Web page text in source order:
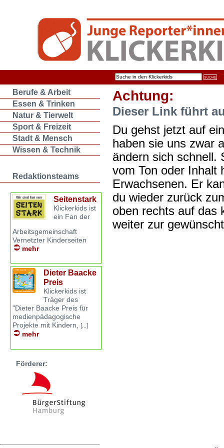
Berufe & Arbeit
Essen & Trinken
Natur & Tierwelt
Sport & Freizeit
Stadt & Mensch
Wissen & Technik
Redaktionsteams
Seitenstark
Klickerkids ist
ein Fan der
Arbeitsgemeinschaft
Vernetzter Kinderseiten
mehr
Dieter Baacke
Preis
Klickerkids ist
Träger des
"Dieter Baacke Preis für
medienpädagogische
Projekte mit Kindern, [...]
mehr
Förderer:
Achtung:
Dieser Link führt
Du gehst jetzt auf
haben sie uns zwar
ändern sich schnell.
vom Ton oder Inhalt
Erwachsenen. Er
du wieder zurück
oben rechts auf das
weiter zur